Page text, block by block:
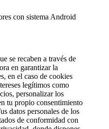
con sistema Android
se recaben a través de
en garantizar la
en el caso de cookies
legítimos como
personalizar los
tu propio consentimiento
datos personales de los
de conformidad con